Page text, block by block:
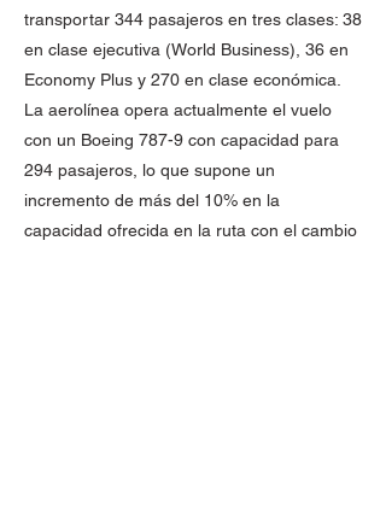
transportar 344 pasajeros en tres clases: 38
en clase ejecutiva (World Business), 36 en
Economy Plus y 270 en clase económica.
La aerolínea opera actualmente el vuelo
con un Boeing 787-9 con capacidad para
294 pasajeros, lo que supone un
incremento de más del 10% en la
capacidad ofrecida en la ruta con el cambio